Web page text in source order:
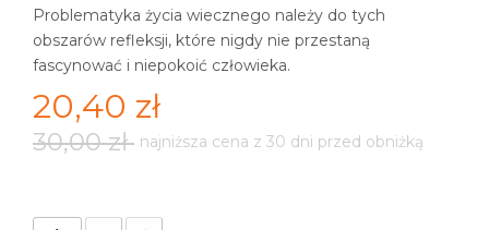
Problematyka życia wiecznego należy do tych
obszarów refleksji, które nigdy nie przestaną
fascynować i niepokoić człowieka.
20,40 zł
30,00 zł najniższa cena z 30 dni przed obniżką